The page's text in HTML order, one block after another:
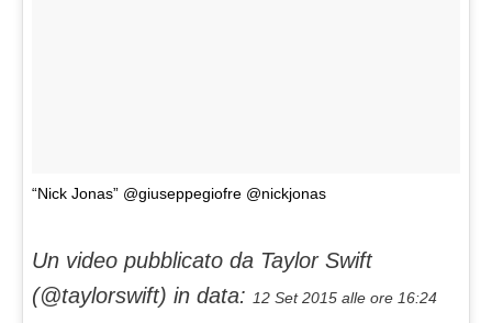
“Nick Jonas” @giuseppegiofre @nickjonas
Un video pubblicato da Taylor Swift
(@taylorswift) in data: 12 Set 2015 alle ore 16:24